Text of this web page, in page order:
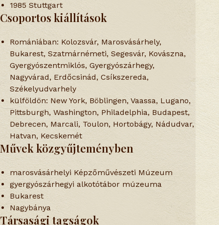
1985 Stuttgart
Csoportos kiállítások
Romániában: Kolozsvár, Marosvásárhely,
Bukarest, Szatmárnémeti, Segesvár, Kovászna,
Gyergyószentmiklós, Gyergyószárhegy,
Nagyvárad, Erdőcsinád, Csíkszereda,
Székelyudvarhely
külföldön: New York, Böblingen, Vaassa, Lugano,
Pittsburgh, Washington, Philadelphia, Budapest,
Debrecen, Marcali, Toulon, Hortobágy, Nádudvar,
Hatvan, Kecskemét
Művek közgyűjteményben
marosvásárhelyi Képzőművészeti Múzeum
gyergyószárhegyi alkotótábor múzeuma
Bukarest
Nagybánya
Társasági tagságok